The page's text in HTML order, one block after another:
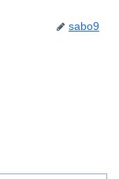
sabo9